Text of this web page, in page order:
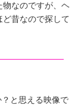
物なのですが、ヘ
昔なので探して
と思える映像で